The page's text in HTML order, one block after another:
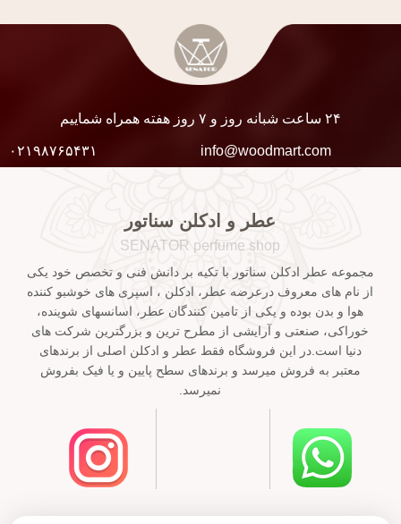
۲۴ ساعت شبانه روز و ۷ روز هفته همراه شماییم
info@woodmart.com ۰۲۱۹۸۷۶۵۴۳۱
عطر و ادکلن سناتور
SENATOR perfume shop
مجموعه عطر ادکلن سناتور با تکیه بر دانش فنی و تخصص خود یکی
از نام های معروف درعرضه عطر، ادکلن ، اسپری های خوشبو کننده
هوا و بدن بوده و یکی از تامین کنندگان عطر، اسانسهای شوینده،
خوراکی، صنعتی و آرایشی از مطرح ترین و بزرگترین شرکت های
دنیا است.در این فروشگاه فقط عطر و ادکلن اصلی از برندهای
معتبر به فروش میرسد و برندهای سطح پایین و یا فیک بفروش
نمیرسد.